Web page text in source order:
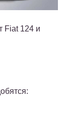
Fiat 124 и